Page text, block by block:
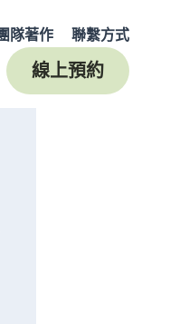
隊著作 聯繫方式
線上預約